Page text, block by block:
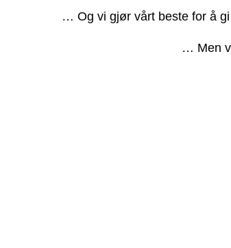
… Og vi gjør vårt beste for å
… Men